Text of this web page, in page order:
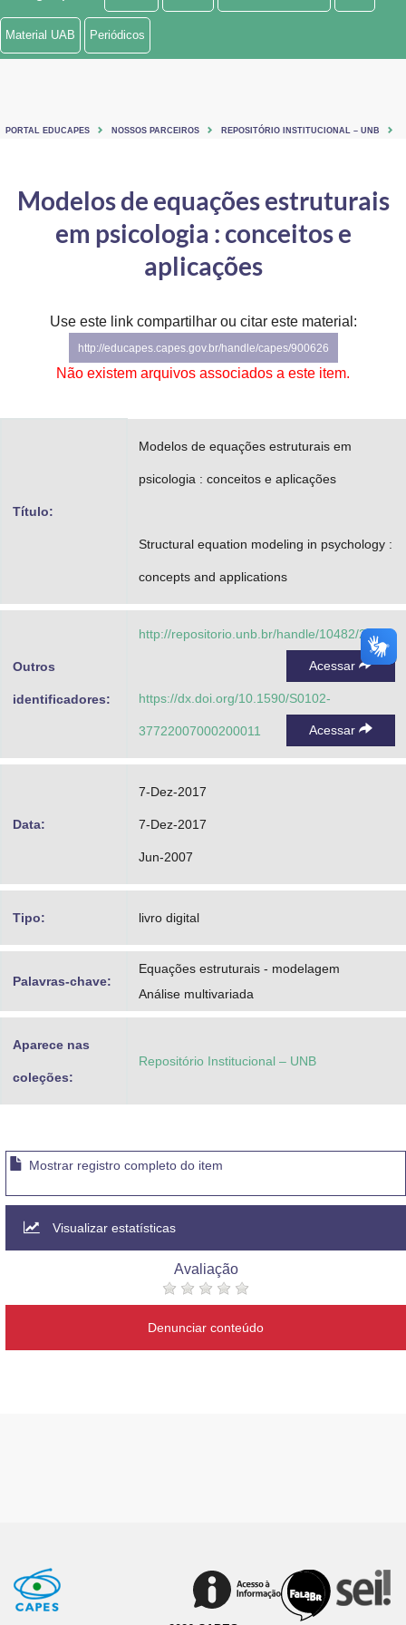
Ministério de Minas e Energia
Controladoria-Geral da União
Ministério da Mulher, da Família e dos Direitos Humanos
Secretaria de Governo
Gabinete de Segurança Institucional
Material UAB Periódicos
PORTAL EDUCAPES NOSSOS PARCEIROS REPOSITÓRIO INSTITUCIONAL – UNB
Modelos de equações estruturais
em psicologia : conceitos e
aplicações
Use este link compartilhar ou citar este material:
http://educapes.capes.gov.br/handle/capes/900626
Não existem arquivos associados a este item.
Título:
Modelos de equações estruturais em
psicologia : conceitos e aplicações
Structural equation modeling in psychology :
concepts and applications
Outros
identificadores:
http://repositorio.unb.br/handle/10482/26961
Acessar
https://dx.doi.org/10.1590/S0102-
37722007000200011 Acessar
Data:
7-Dez-2017
7-Dez-2017
Jun-2007
Tipo: livro digital
Palavras-chave:
Equações estruturais - modelagem
Análise multivariada
Aparece nas
coleções:
Repositório Institucional – UNB
Mostrar registro completo do item
Visualizar estatísticas
Avaliação
Denunciar conteúdo